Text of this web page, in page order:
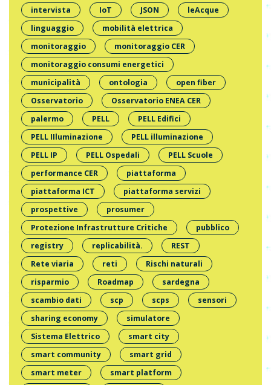
intervista
IoT JSON
leAcque
linguaggio
mobilità elettrica
monitoraggio
monitoraggio CER
monitoraggio consumi energetici
municipalità
ontologia
open fiber
Osservatorio
Osservatorio ENEA CER
palermo
PELL
PELL Edifici
PELL IIluminazione
PELL illuminazione
PELL IP
PELL Ospedali
PELL Scuole
performance CER
piattaforma
piattaforma ICT
piattaforma servizi
prospettive
prosumer
Protezione Infrastrutture Critiche
pubblico
registry
replicabilità.
REST
Rete viaria
reti
Rischi naturali
risparmio
Roadmap
sardegna
scambio dati
scp scps
sensori
sharing economy
simulatore
Sistema Elettrico
smart city
smart community
smart grid
smart meter
smart platform